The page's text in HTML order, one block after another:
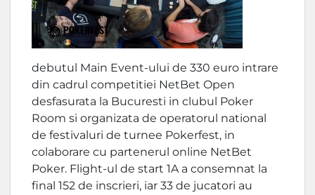
debutul Main Event-ului de 330 euro intrare
din cadrul competitiei NetBet Open
desfasurata la Bucuresti in clubul Poker
Room si organizata de operatorul national
de festivaluri de turnee Pokerfest, in
colaborare cu partenerul online NetBet
Poker. Flight-ul de start 1A a consemnat la
final 152 de inscrieri, iar 33 de jucatori au